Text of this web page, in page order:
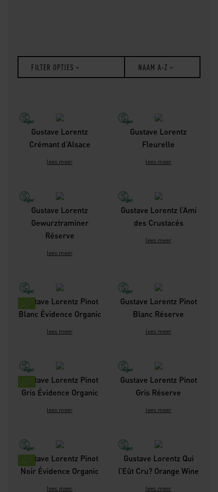
FILTER OPTIES NAAM A-Z
Gustave Lorentz
Crémant d’Alsace
lees meer
Gustave Lorentz
Fleurelle
lees meer
Gustave Lorentz
Gewurztraminer
Réserve
lees meer
Gustave Lorentz l’Ami
des Crustacés
lees meer
Gustave Lorentz Pinot
Blanc Évidence Organic
lees meer
Gustave Lorentz Pinot
Blanc Réserve
lees meer
Gustave Lorentz Pinot
Gris Évidence Organic
lees meer
Gustave Lorentz Pinot
Gris Réserve
lees meer
Gustave Lorentz Pinot
Noir Évidence Organic
lees meer
Gustave Lorentz Qui
l’Eût Cru? Orange Wine
lees meer